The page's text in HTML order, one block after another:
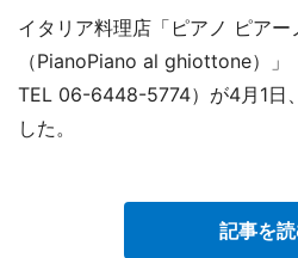
イタリア料理店「ピアノ ピア
（PianoPiano al ghiottone）」
TEL 06-6448-5774）が4月1日
した。
記事を